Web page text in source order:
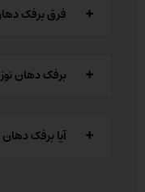
فرق برفک
برفک دهان
آیا برفک